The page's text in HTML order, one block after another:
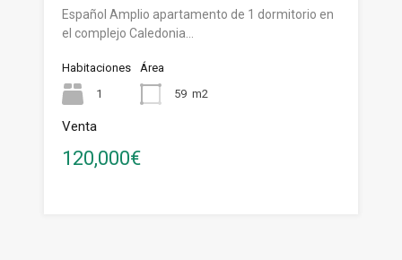
Español Amplio apartamento de 1 dormitorio en
el complejo Caledonia…
Habitaciones
1
Área
59 m2
Venta
120,000€